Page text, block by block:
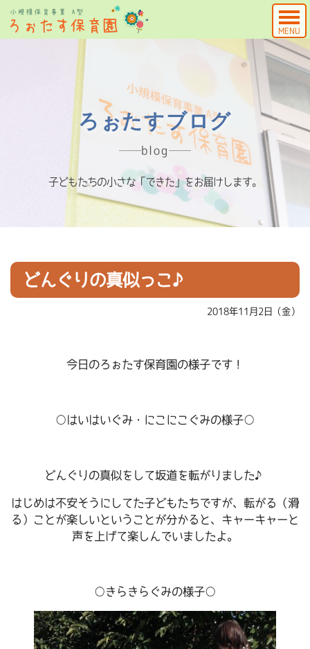
MENU
ろぉたすブログ
blog
子どもたちの小さな「できた」をお届けします。
どんぐりの真似っこ♪
2018年11月2日（金）
今日のろぉたす保育園の様子です！
○はいはいぐみ・にこにこぐみの様子○
どんぐりの真似をして坂道を転がりました♪
はじめは不安そうにしてた子どもたちですが、転がる（滑
る）ことが楽しいということが分かると、キャーキャーと
声を上げて楽しんでいましたよ。
○きらきらぐみの様子○